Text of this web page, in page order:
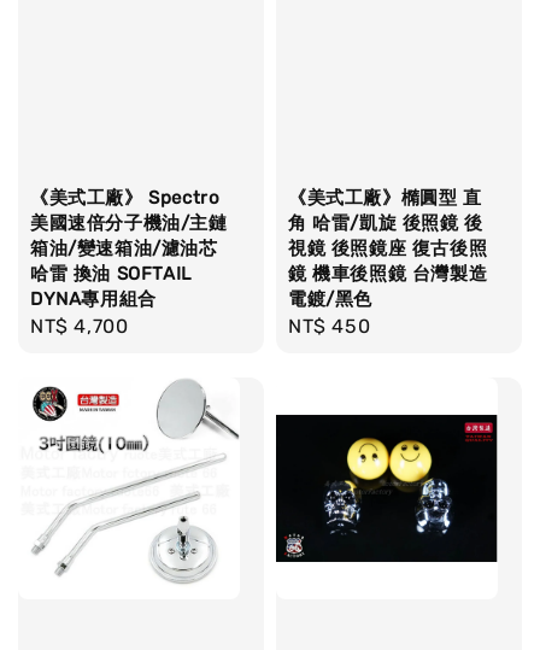
《美式工廠》 Spectro
美國速倍分子機油/主鏈
箱油/變速箱油/濾油芯
哈雷 換油 SOFTAIL
DYNA專用組合
Regular
NT$ 4,700
《美式工廠》橢圓型 直
角 哈雷/凱旋 後照鏡 後
視鏡 後照鏡座 復古後照
鏡 機車後照鏡 台灣製造
電鍍/黑色
Regular
NT$ 450